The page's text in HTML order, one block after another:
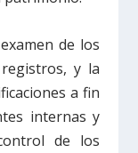
de los
y la
a fin
internas y
de los